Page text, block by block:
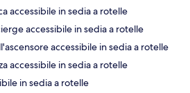
accessibile in sedia a rotelle
accessibile in sedia a rotelle
accessibile in sedia a rotelle
accessibile in sedia a rotelle
in sedia a rotelle